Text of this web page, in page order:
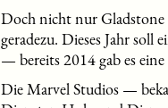
Doch nicht nur Gladstone
geradezu. Dieses Jahr soll
— bereits 2014 gab es
Die Marvel Studios —